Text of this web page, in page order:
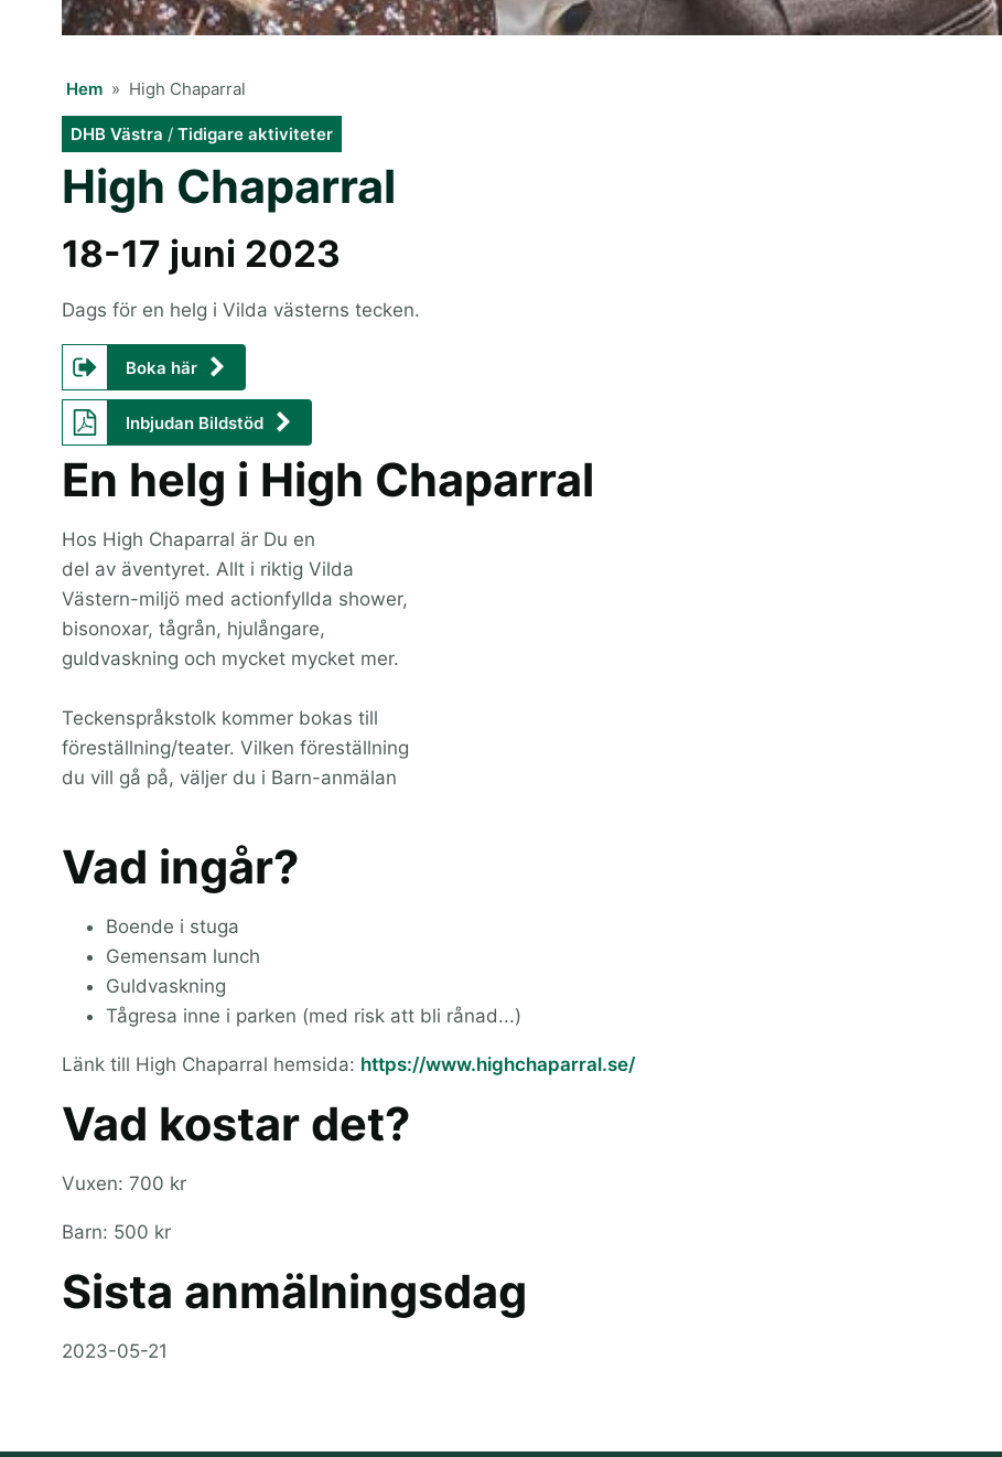
Hem » High Chaparral
DHB Västra / Tidigare aktiviteter
High Chaparral
18-17 juni 2023
Dags för en helg i Vilda västerns tecken.
Boka här
Inbjudan Bildstöd
En helg i High Chaparral
Hos High Chaparral är Du en
del av äventyret. Allt i riktig Vilda
Västern-miljö med actionfyllda shower,
bisonoxar, tågrån, hjulångare,
guldvaskning och mycket mycket mer.
Teckenspråkstolk kommer bokas till
föreställning/teater. Vilken föreställning
du vill gå på, väljer du i Barn-anmälan
Vad ingår?
Boende i stuga
Gemensam lunch
Guldvaskning
Tågresa inne i parken (med risk att bli rånad...)
Länk till High Chaparral hemsida: https://www.highchaparral.se/
Vad kostar det?
Vuxen: 700 kr
Barn: 500 kr
Sista anmälningsdag
2023-05-21